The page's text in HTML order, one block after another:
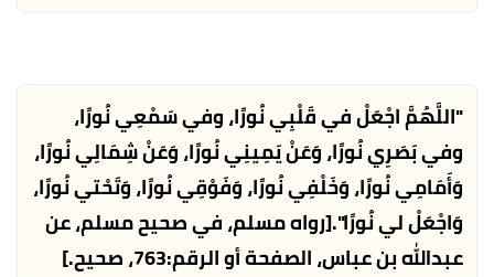
"اللَّهُمَّ اجْعَلْ في قَلْبِي نُورًا، وفي سَمْعِي نُورًا،
وفي بَصَرِي نُورًا، وَعَنْ يَمِينِي نُورًا، وَعَنْ شِمَالِي نُورًا،
وَأَمَامِي نُورًا، وَخَلْفِي نُورًا، وَفَوْقِي نُورًا، وَتَحْتي نُورًا،
وَاجْعَلْ لي نُورًا".[رواه مسلم، في صحيح مسلم، عن
عبدالله بن عباس، الصفحة أو الرقم:763، صحيح.]